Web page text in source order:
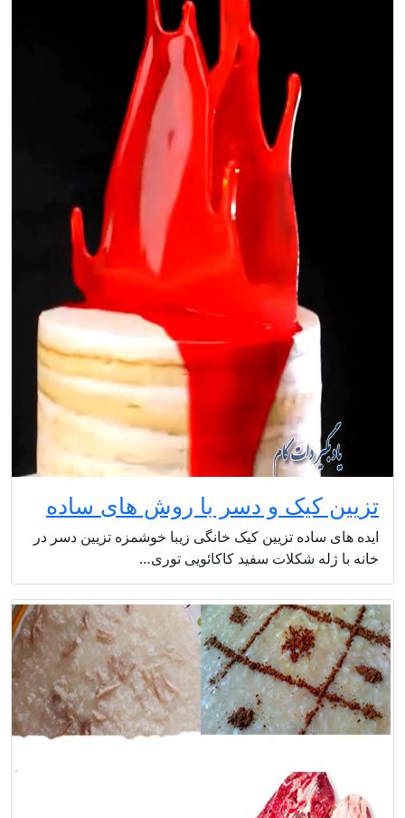
تزیین کیک و دسر با روش های ساده
ایده های ساده تزیین کیک خانگی زیبا خوشمزه تزیین دسر در
خانه با ژله شکلات سفید کاکائویی توری…